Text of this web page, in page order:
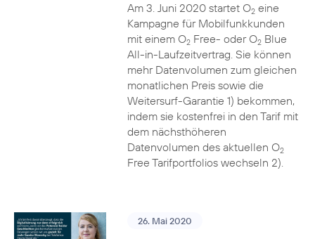
Am 3. Juni 2020 startet O2eine
Kampagne für Mobilfunkkunden
mit einem O2Free- oder O2Blue
All-in-Laufzeitvertrag. Sie können
mehr Datenvolumen zum gleichen
monatlichen Preis sowie die
Weitersurf-Garantie 1) bekommen,
indem sie kostenfrei in den Tarif mit
dem nächsthöheren
Datenvolumen des aktuellen O2
Free Tarifportfolios wechseln 2).
26. Mai 2020